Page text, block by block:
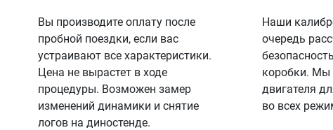
Вы производите оплату после
пробной поездки, если вас
устраивают все характеристики.
Цена не вырастет в ходе
процедуры. Возможен замер
изменений динамики и снятие
логов на диностенде.
Наши
очередь
коробки. Мы
двигателя
во всех